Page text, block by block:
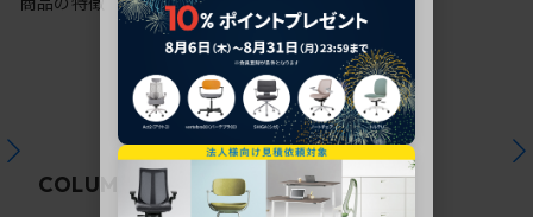
COLUMN関連コラム